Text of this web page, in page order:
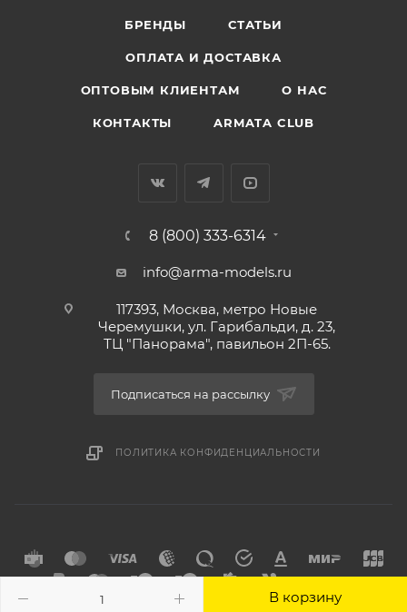
В корзину
БРЕНДЫ СТАТЬИ
ОПЛАТА И ДОСТАВКА
ОПТОВЫМ КЛИЕНТАМ О НАС
КОНТАКТЫ ARMATA CLUB
8 (800) 333-6314
info@arma-models.ru
117393, Москва, метро Новые
Черемушки, ул. Гарибальди, д. 23,
ТЦ "Панорама", павильон 2П-65.
Подписаться на рассылку
ПОЛИТИКА КОНФИДЕНЦИАЛЬНОСТИ
2026 © Интернет-магазин товаров для хобби Арма